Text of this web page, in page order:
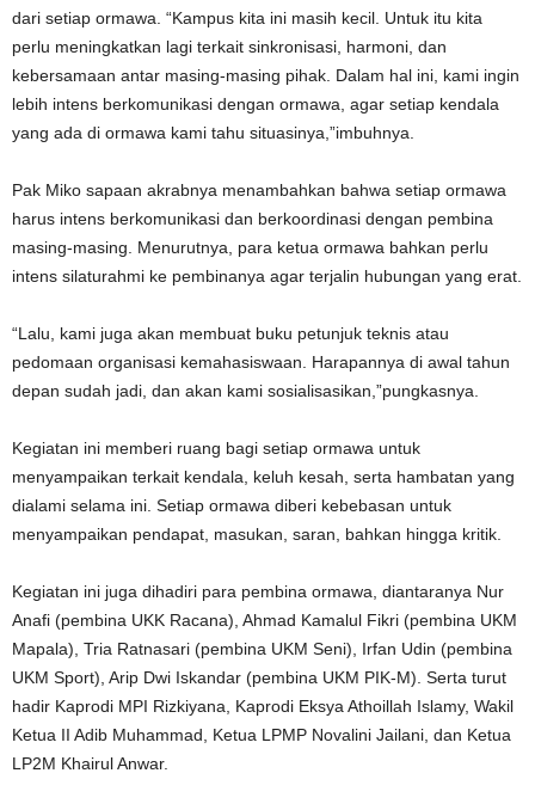
dari setiap ormawa. “Kampus kita ini masih kecil. Untuk itu kita
perlu meningkatkan lagi terkait sinkronisasi, harmoni, dan
kebersamaan antar masing-masing pihak. Dalam hal ini, kami ingin
lebih intens berkomunikasi dengan ormawa, agar setiap kendala
yang ada di ormawa kami tahu situasinya,”imbuhnya.
Pak Miko sapaan akrabnya menambahkan bahwa setiap ormawa
harus intens berkomunikasi dan berkoordinasi dengan pembina
masing-masing. Menurutnya, para ketua ormawa bahkan perlu
intens silaturahmi ke pembinanya agar terjalin hubungan yang erat.
“Lalu, kami juga akan membuat buku petunjuk teknis atau
pedomaan organisasi kemahasiswaan. Harapannya di awal tahun
depan sudah jadi, dan akan kami sosialisasikan,”pungkasnya.
Kegiatan ini memberi ruang bagi setiap ormawa untuk
menyampaikan terkait kendala, keluh kesah, serta hambatan yang
dialami selama ini. Setiap ormawa diberi kebebasan untuk
menyampaikan pendapat, masukan, saran, bahkan hingga kritik.
Kegiatan ini juga dihadiri para pembina ormawa, diantaranya Nur
Anafi (pembina UKK Racana), Ahmad Kamalul Fikri (pembina UKM
Mapala), Tria Ratnasari (pembina UKM Seni), Irfan Udin (pembina
UKM Sport), Arip Dwi Iskandar (pembina UKM PIK-M). Serta turut
hadir Kaprodi MPI Rizkiyana, Kaprodi Eksya Athoillah Islamy, Wakil
Ketua II Adib Muhammad, Ketua LPMP Novalini Jailani, dan Ketua
LP2M Khairul Anwar.